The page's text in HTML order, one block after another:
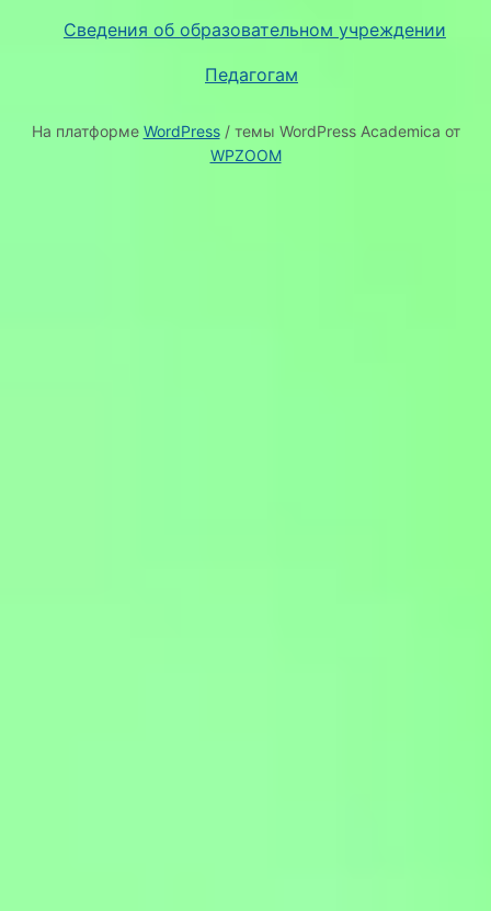
Сведения об образовательном учреждении
Педагогам
На платформе WordPress/ темы WordPress Academica от
WPZOOM